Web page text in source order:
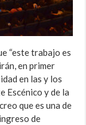
“este trabajo es
en primer
en las y los
Escénico y de la
que es una de
de